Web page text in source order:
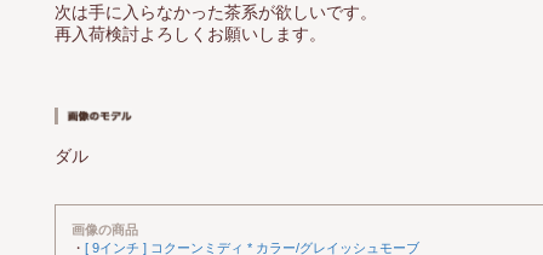
次は手に入らなかった茶系が欲しいです。
再入荷検討よろしくお願いします。
ダル
画像の商品
・ [ 9インチ ] コクーンミディ * カラー/グレイッシュモーブ